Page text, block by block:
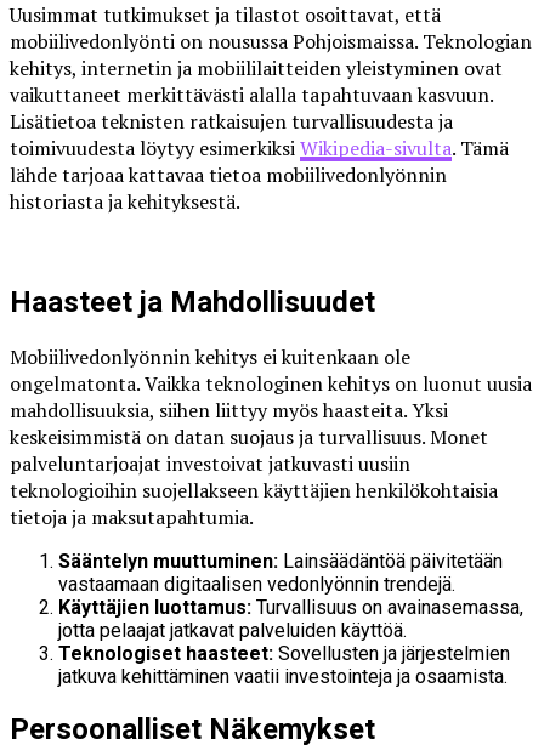
Uusimmat tutkimukset ja tilastot osoittavat, että
mobiilivedonlyönti on nousussa Pohjoismaissa. Teknologian
kehitys, internetin ja mobiililaitteiden yleistyminen ovat
vaikuttaneet merkittävästi alalla tapahtuvaan kasvuun.
Lisätietoa teknisten ratkaisujen turvallisuudesta ja
toimivuudesta löytyy esimerkiksiWikipedia-sivulta. Tämä
lähde tarjoaa kattavaa tietoa mobiilivedonlyönnin
historiasta ja kehityksestä.
Haasteet ja Mahdollisuudet
Mobiilivedonlyönnin kehitys ei kuitenkaan ole
ongelmatonta. Vaikka teknologinen kehitys on luonut uusia
mahdollisuuksia, siihen liittyy myös haasteita. Yksi
keskeisimmistä on datan suojaus ja turvallisuus. Monet
palveluntarjoajat investoivat jatkuvasti uusiin
teknologioihin suojellakseen käyttäjien henkilökohtaisia
tietoja ja maksutapahtumia.
Sääntelyn muuttuminen: Lainsäädäntöä päivitetään
vastaamaan digitaalisen vedonlyönnin trendejä.
Käyttäjien luottamus: Turvallisuus on avainasemassa,
jotta pelaajat jatkavat palveluiden käyttöä.
Teknologiset haasteet: Sovellusten ja järjestelmien
jatkuva kehittäminen vaatii investointeja ja osaamista.
Persoonalliset Näkemykset